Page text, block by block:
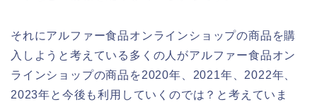
それにアルファー食品オンラインショップの商品を購
入しようと考えている多くの人がアルファー食品オン
ラインショップの商品を2020年、2021年、2022年、
2023年と今後も利用していくのでは？と考えていま